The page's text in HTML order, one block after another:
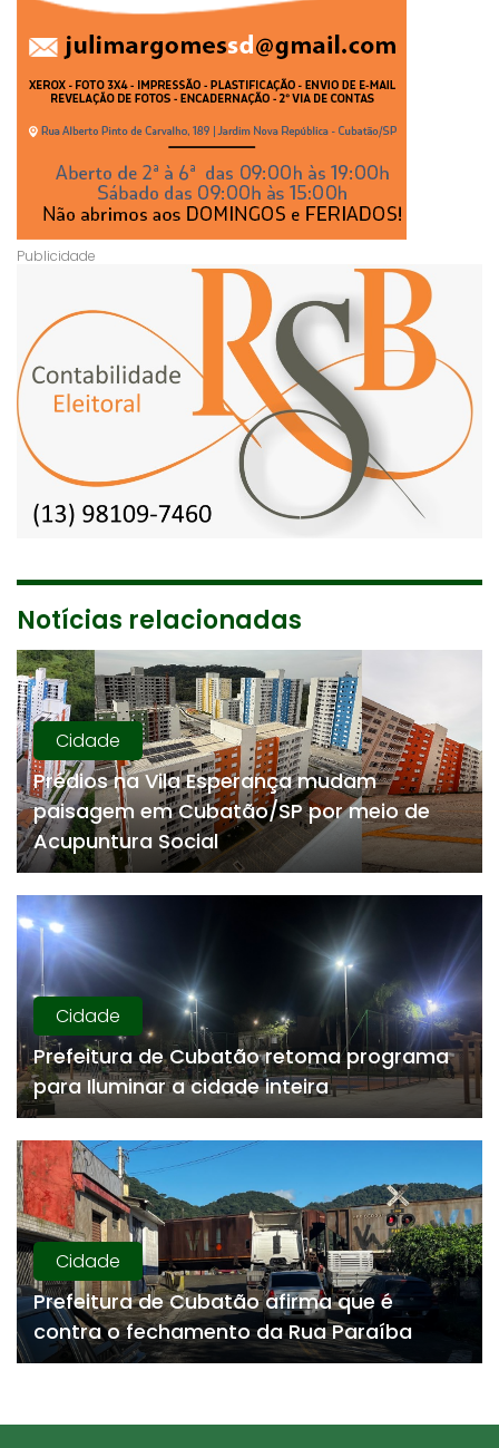
Notícias relacionadas
Cidade
Prédios na Vila Esperança mudam
paisagem em Cubatão/SP por meio de
Acupuntura Social
Cidade
Prefeitura de Cubatão retoma programa
para Iluminar a cidade inteira
Cidade
Prefeitura de Cubatão afirma que é
contra o fechamento da Rua Paraíba